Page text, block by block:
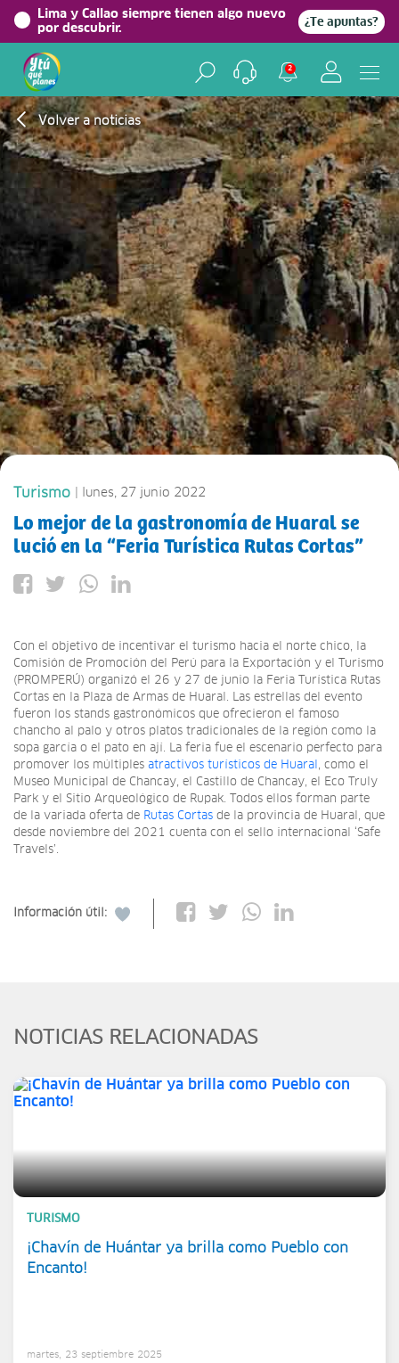
Lima y Callao siempre tienen algo nuevo
por descubrir.
¿Te apuntas?
2
Volver a noticias
Turismo | lunes, 27 junio 2022
Lo mejor de la gastronomía de Huaral se
lució en la “Feria Turística Rutas Cortas”
Con el objetivo de incentivar el turismo hacia el norte chico, la
Comisión de Promoción del Perú para la Exportación y el Turismo
(PROMPERÚ) organizó el 26 y 27 de junio la Feria Turística Rutas
Cortas en la Plaza de Armas de Huaral. Las estrellas del evento
fueron los stands gastronómicos que ofrecieron el famoso
chancho al palo y otros platos tradicionales de la región como la
sopa garcía o el pato en ají. La feria fue el escenario perfecto para
promover los múltiples atractivos turísticos de Huaral , como el
Museo Municipal de Chancay, el Castillo de Chancay, el Eco Truly
Park y el Sitio Arqueológico de Rupak. Todos ellos forman parte
de la variada oferta de Rutas Cortas de la provincia de Huaral, que
desde noviembre del 2021 cuenta con el sello internacional ‘Safe
Travels’.
Información útil:
NOTICIAS RELACIONADAS
TURISMO
¡Chavín de Huántar ya brilla como Pueblo con
Encanto!
martes, 23 septiembre 2025